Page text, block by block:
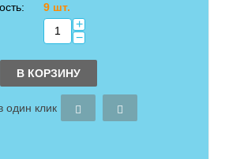
9 шт.
+
−
В КОРЗИНУ
один клик